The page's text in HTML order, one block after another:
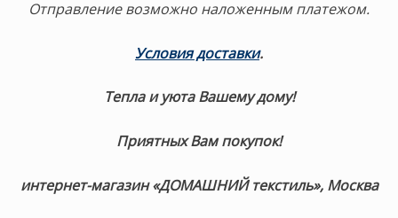
Отправление возможно наложенным платежом.
Условия доставки.
Тепла и уюта Вашему дому!
Приятных Вам покупок!
интернет-магазин «ДОМАШНИЙ текстиль», Москва